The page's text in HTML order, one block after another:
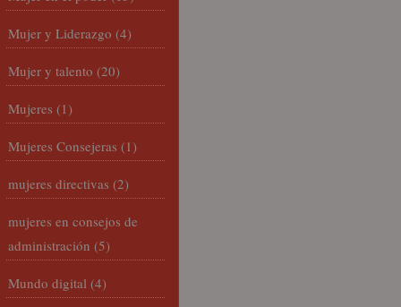
Mujer y Liderazgo (4)
Mujer y talento (20)
Mujeres (1)
Mujeres Consejeras (1)
mujeres directivas (2)
mujeres en consejos de
administración (5)
Mundo digital (4)